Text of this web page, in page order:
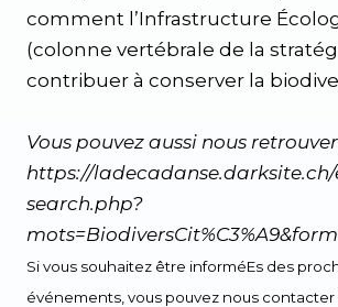
comment l’Infrastructure
(colonne vertébrale de la
contribuer à conserver la
Vous pouvez aussi nous
https://
search.php?
Si vous souhaitez être informéEs des
événements, vous pouvez nous contacter